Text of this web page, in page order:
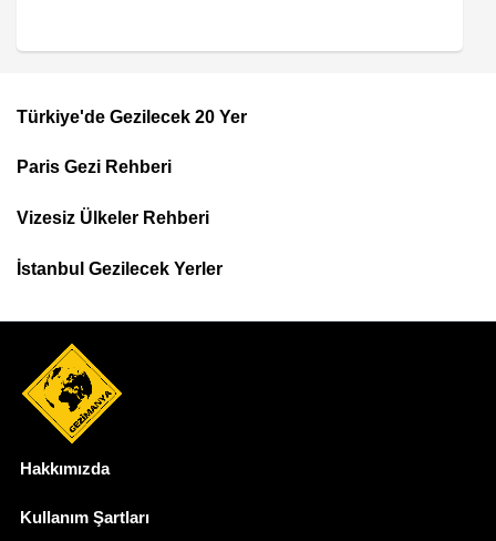
Footer
Top
Menu
Türkiye'de Gezilecek 20 Yer
Paris Gezi Rehberi
Vizesiz Ülkeler Rehberi
İstanbul Gezilecek Yerler
Hakkımızda
Kullanım Şartları